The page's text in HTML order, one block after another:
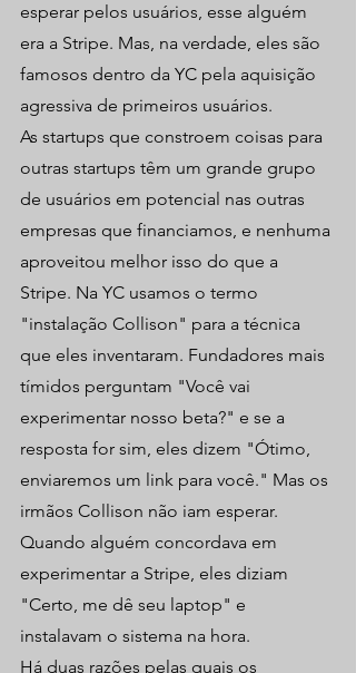
esperar pelos usuários, esse alguém
era a Stripe. Mas, na verdade, eles são
famosos dentro da YC pela aquisição
agressiva de primeiros usuários.
As startups que constroem coisas para
outras startups têm um grande grupo
de usuários em potencial nas outras
empresas que financiamos, e nenhuma
aproveitou melhor isso do que a
Stripe. Na YC usamos o termo
"instalação Collison" para a técnica
que eles inventaram. Fundadores mais
tímidos perguntam "Você vai
experimentar nosso beta?" e se a
resposta for sim, eles dizem "Ótimo,
enviaremos um link para você." Mas os
irmãos Collison não iam esperar.
Quando alguém concordava em
experimentar a Stripe, eles diziam
"Certo, me dê seu laptop" e
instalavam o sistema na hora.
Há duas razões pelas quais os